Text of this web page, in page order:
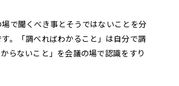
で聞くべき事とそうではないことを分
。「調べればわかること」は自分で調
らないこと」を会議の場で認識をすり